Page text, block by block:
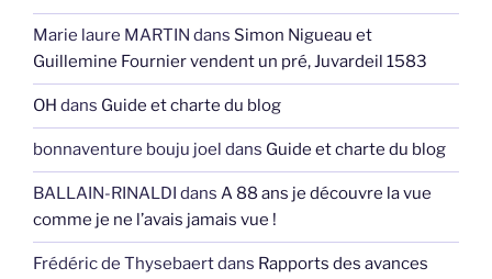
Marie laure MARTIN dans Simon Nigueau et
Guillemine Fournier vendent un pré, Juvardeil 1583
OH dans Guide et charte du blog
bonnaventure bouju joel dans Guide et charte du blog
BALLAIN-RINALDI dans A 88 ans je découvre la vue
comme je ne l’avais jamais vue !
Frédéric de Thysebaertdans Rapports des avances